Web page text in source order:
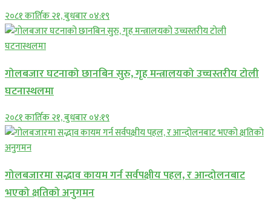
२०८१ कार्तिक २१, बुधबार ०४:१९
गोलबजार घटनाको छानबिन सुरु, गृह मन्त्रालयको उच्चस्तरीय टोली
घटनास्थलमा
२०८१ कार्तिक २१, बुधबार ०४:१९
गोलबजारमा सद्भाव कायम गर्न सर्वपक्षीय पहल, र आन्दोलनबाट
भएको क्षतिको अनुगमन